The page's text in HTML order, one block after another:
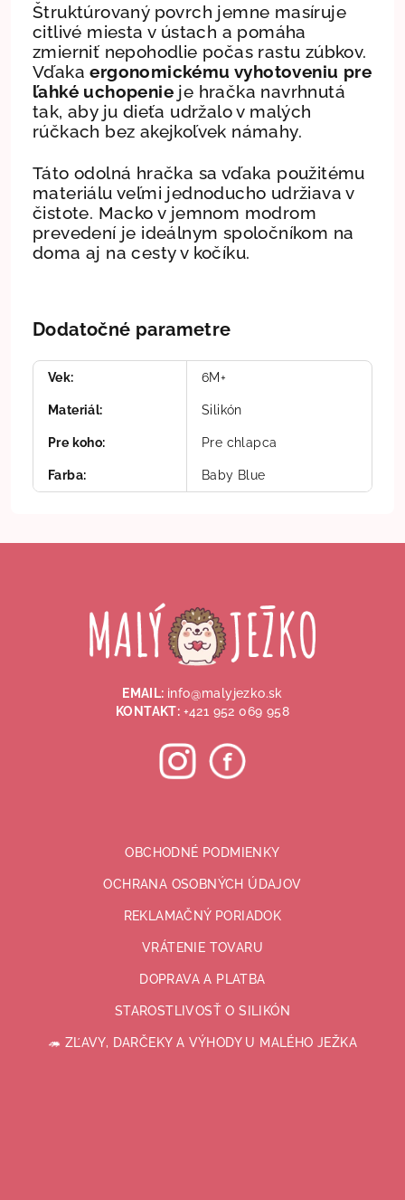
Štruktúrovaný povrch jemne masíruje
citlivé miesta v ústach a pomáha
zmierniť nepohodlie počas rastu zúbkov.
Vďakaergonomickému vyhotoveniu pre
ľahké uchopenie je hračka navrhnutá
tak, aby ju dieťa udržalo v malých
rúčkach bez akejkoľvek námahy.
Táto odolná hračka sa vďaka použitému
materiálu veľmi jednoducho udržiava v
čistote. Macko v jemnom modrom
prevedení je ideálnym spoločníkom na
doma aj na cesty v kočíku.
Dodatočné parametre
Vek: 6M+
Materiál: Silikón
Pre koho: Pre chlapca
Farba: Baby Blue
EMAIL: info@malyjezko.sk
KONTAKT: +421 952 069 958
OBCHODNÉ PODMIENKY
OCHRANA OSOBNÝCH ÚDAJOV
REKLAMAČNÝ PORIADOK
VRÁTENIE TOVARU
DOPRAVA A PLATBA
STAROSTLIVOSŤ O SILIKÓN
🦔 ZĽAVY, DARČEKY A VÝHODY U MALÉHO JEŽKA